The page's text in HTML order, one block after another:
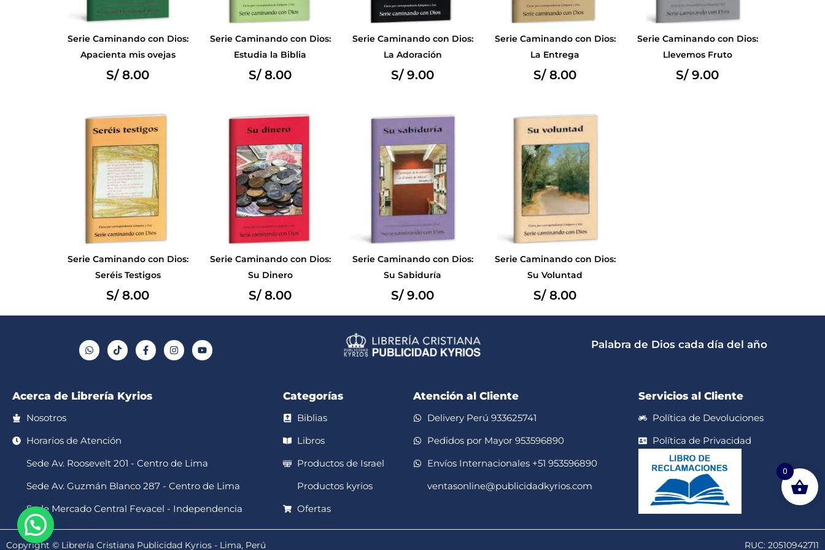
Serie Caminando con Dios:
Apacienta mis ovejas
S/8.00
Serie Caminando con Dios:
Estudia la Biblia
S/8.00
Serie Caminando con Dios:
La Adoración
S/9.00
Serie Caminando con Dios:
La Entrega
S/8.00
Serie Caminando con Dios:
Llevemos Fruto
S/9.00
Serie Caminando con Dios:
Seréis Testigos
S/8.00
Serie Caminando con Dios:
Su Dinero
S/8.00
Serie Caminando con Dios:
Su Sabiduría
S/9.00
Serie Caminando con Dios:
Su Voluntad
S/8.00
h
a
t
p
i
k
t
a
c
e
k
n
s
t
o
u
t
Palabra de Dios cada día del año
Acerca de Librería Kyrios
Nosotros
Horarios de Atención
Sede Av. Roosevelt 201 - Centro de Lima
Sede Av. Guzmán Blanco 287 - Centro de Lima
Sede Mercado Central Fevacel - Independencia
Categorías
Biblias
Libros
Productos de Israel
Productos kyrios
Ofertas
Atención al Cliente
Delivery Perú 933625741
Pedidos por Mayor 953596890
Envíos Internacionales +51 953596890
ventasonline@publicidadkyrios.com
Servicios al Cliente
Política de Devoluciones
Política de Privacidad
Copyright © Librería Cristiana Publicidad Kyrios - Lima, Perú RUC: 20510942711
0